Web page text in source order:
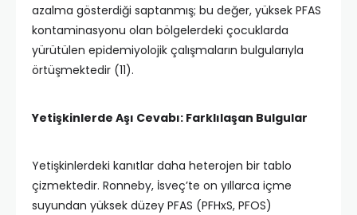
azalma gösterdiği saptanmış; bu değer, yüksek PFAS
kontaminasyonu olan bölgelerdeki çocuklarda
yürütülen epidemiyolojik çalışmaların bulgularıyla
örtüşmektedir (11).​
Yetişkinlerde Aşı Cevabı: Farklılaşan Bulgular
Yetişkinlerdeki kanıtlar daha heterojen bir tablo
çizmektedir. Ronneby, İsveç’te on yıllarca içme
suyundan yüksek düzey PFAS (PFHxS, PFOS)